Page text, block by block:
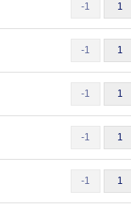
-1
-1
-1
-1
-1